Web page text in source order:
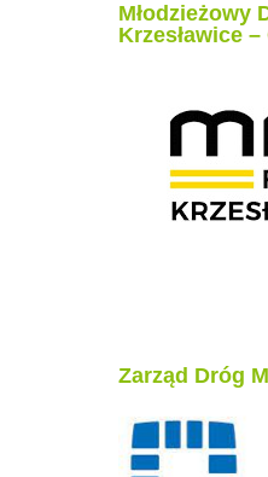
Młodzieżowy
Krzesławice
Zarząd Dróg